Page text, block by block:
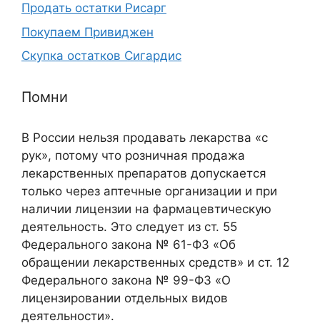
Продать остатки Рисарг
Покупаем Привиджен
Скупка остатков Сигардис
Помни
В России нельзя продавать лекарства «с
рук», потому что розничная продажа
лекарственных препаратов допускается
только через аптечные организации и при
наличии лицензии на фармацевтическую
деятельность. Это следует из ст. 55
Федерального закона № 61-ФЗ «Об
обращении лекарственных средств» и ст. 12
Федерального закона № 99-ФЗ «О
лицензировании отдельных видов
деятельности».